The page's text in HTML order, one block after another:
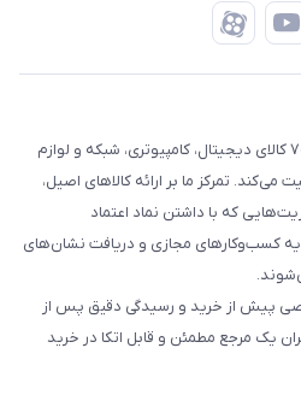
(HPKALA) با بیش از ۷۰۰۰ کالای دیجیتال، کامپیوتری، شبکه و لوازم
می‌کند. تمرکز ما بر ارائه کالاهای اصیل،
که با داشتن نماد اعتماد
کسب‌وکارهای مجازی و دریافت نشان‌های
پیش از خرید و رسیدگی دقیق پس از
یک مرجع مطمئن و قابل اتکا در خرید